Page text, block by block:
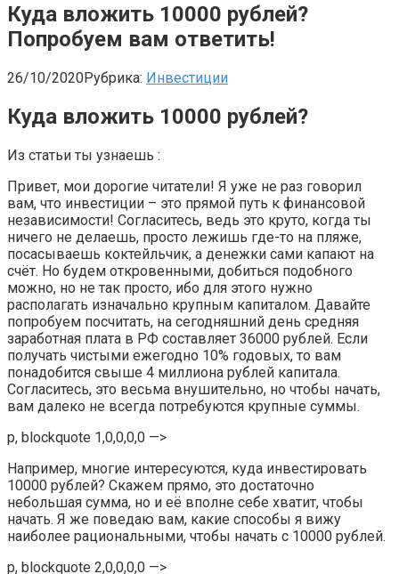
Куда вложить 10000 рублей?
Попробуем вам ответить!
26/10/2020Рубрика: Инвестиции
Куда вложить 10000 рублей?
Из статьи ты узнаешь :
Привет, мои дорогие читатели! Я уже не раз говорил
вам, что инвестиции – это прямой путь к финансовой
независимости! Согласитесь, ведь это круто, когда ты
ничего не делаешь, просто лежишь где-то на пляже,
посасываешь коктейльчик, а денежки сами капают на
счёт. Но будем откровенными, добиться подобного
можно, но не так просто, ибо для этого нужно
располагать изначально крупным капиталом. Давайте
попробуем посчитать, на сегодняшний день средняя
заработная плата в РФ составляет 36000 рублей. Если
получать чистыми ежегодно 10% годовых, то вам
понадобится свыше 4 миллиона рублей капитала.
Согласитесь, это весьма внушительно, но чтобы начать,
вам далеко не всегда потребуются крупные суммы.
p, blockquote 1,0,0,0,0 —>
Например, многие интересуются, куда инвестировать
10000 рублей? Скажем прямо, это достаточно
небольшая сумма, но и её вполне себе хватит, чтобы
начать. Я же поведаю вам, какие способы я вижу
наиболее рациональными, чтобы начать с 10000 рублей.
p, blockquote 2,0,0,0,0 —>